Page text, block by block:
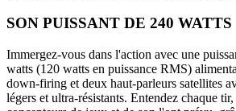
SON PUISSANT DE 240 WATTS
Immergez-vous dans l'action avec une
watts (120 watts en puissance RMS)
down-firing et deux haut-parleurs satellites
légers et ultra-résistants. Entendez chaque